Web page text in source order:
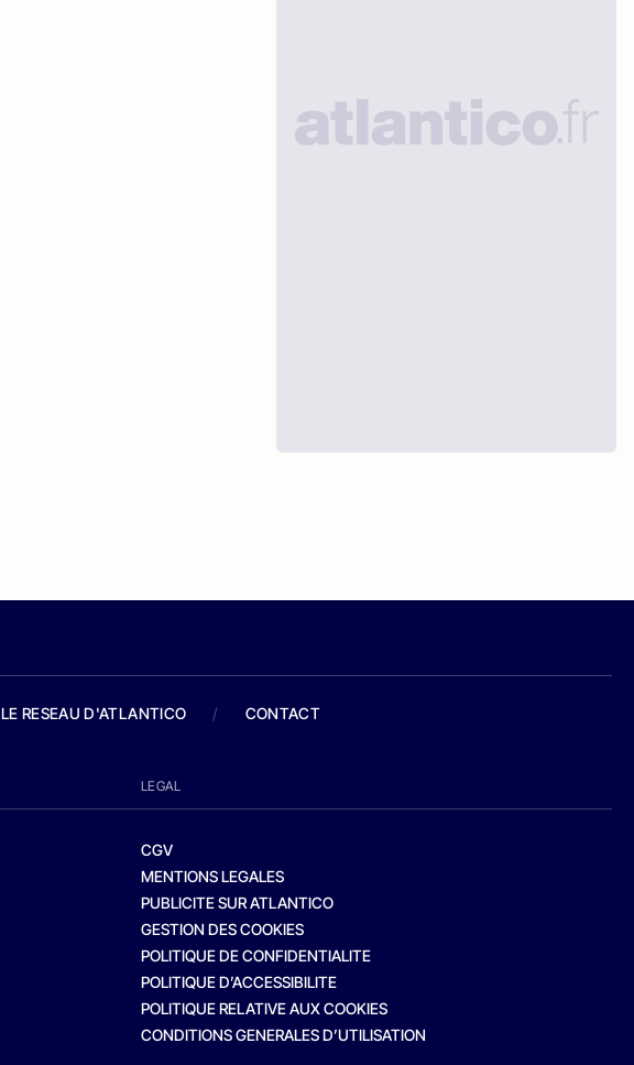
LE RESEAU D'ATLANTICO / CONTACT
LEGAL
CGV
MENTIONS LEGALES
PUBLICITE SUR ATLANTICO
GESTION DES COOKIES
POLITIQUE DE CONFIDENTIALITE
POLITIQUE D’ACCESSIBILITE
POLITIQUE RELATIVE AUX COOKIES
CONDITIONS GENERALES D’UTILISATION